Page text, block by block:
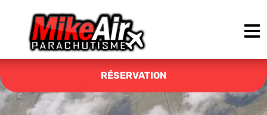
RÉSERVATION